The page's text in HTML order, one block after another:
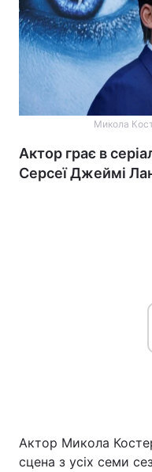
Микола
Актор грає в
Серсеї Джеймі
Актор Микола
сцена з усіх семи